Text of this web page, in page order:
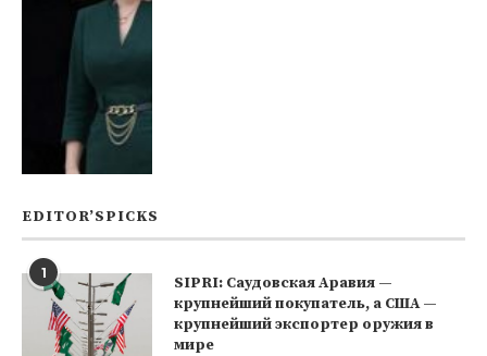
EDITOR’SPICKS
1
SIPRI: Саудовская Аравия —
крупнейший покупатель, а США —
крупнейший экспортер оружия в
мире